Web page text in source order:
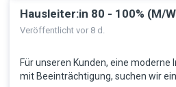
Hausleiter:in 80 - 100% (M/
Veröffentlicht vor 8 d.
Für unseren Kunden, eine
mit Beeinträchtigung, suchen wir